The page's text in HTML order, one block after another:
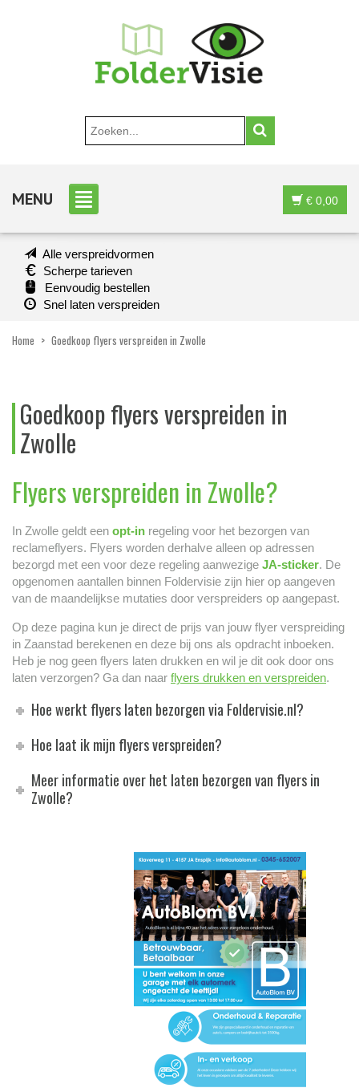
MENU € 0,00
Alle verspreidvormen
Scherpe tarieven
Eenvoudig bestellen
Snel laten verspreiden
Home > Goedkoop flyers verspreiden in Zwolle
Goedkoop flyers verspreiden in
Zwolle
Flyers verspreiden in Zwolle?
In Zwolle geldt een opt-in regeling voor het bezorgen van
reclameflyers. Flyers worden derhalve alleen op adressen
bezorgd met een voor deze regeling aanwezige JA-sticker. De
opgenomen aantallen binnen Foldervisie zijn hier op aangeven
van de maandelijkse mutaties door verspreiders op aangepast.
Op deze pagina kun je direct de prijs van jouw flyer verspreiding
in Zaanstad berekenen en deze bij ons als opdracht inboeken.
Heb je nog geen flyers laten drukken en wil je dit ook door ons
laten verzorgen? Ga dan naar flyers drukken en verspreiden.
Hoe werkt flyers laten bezorgen via Foldervisie.nl?
Hoe laat ik mijn flyers verspreiden?
Meer informatie over het laten bezorgen van flyers in
Zwolle?